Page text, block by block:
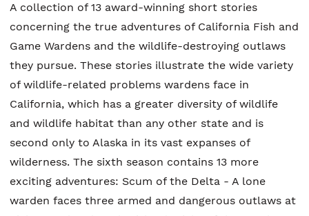
A collection of 13 award-winning short stories
concerning the true adventures of California Fish and
Game Wardens and the wildlife-destroying outlaws
they pursue. These stories illustrate the wide variety
of wildlife-related problems wardens face in
California, which has a greater diversity of wildlife
and wildlife habitat than any other state and is
second only to Alaska in its vast expanses of
wilderness. The sixth season contains 13 more
exciting adventures: Scum of the Delta - A lone
warden faces three armed and dangerous outlaws at